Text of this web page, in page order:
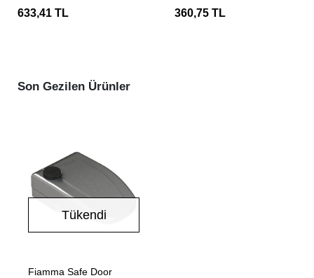
633,41 TL 360,75 TL
Son Gezilen Ürünler
Tükendi
Fiamma Safe Door